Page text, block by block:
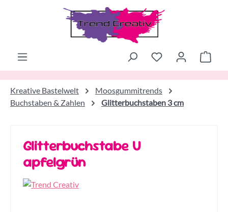
Zum Hauptinhalt springen
Kreative Bastelwelt
Moosgummitrends
Buchstaben & Zahlen
Glitterbuchstaben 3 cm
Glitterbuchstabe U
apfelgrün